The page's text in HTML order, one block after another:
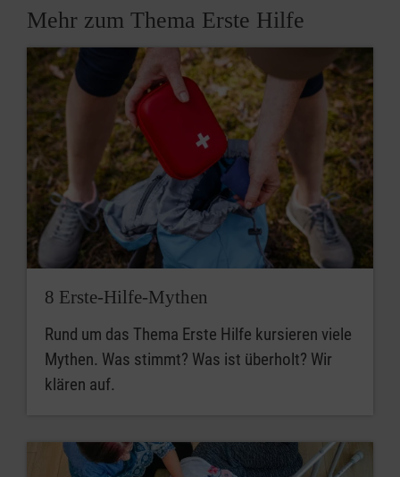
Mehr zum Thema Erste Hilfe
8 Erste-Hilfe-Mythen
Rund um das Thema Erste Hilfe kursieren viele
Mythen. Was stimmt? Was ist überholt? Wir
klären auf.